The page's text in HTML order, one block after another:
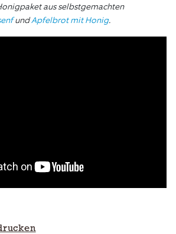
aus selbstgemachten
undApfelbrot mit Honig.